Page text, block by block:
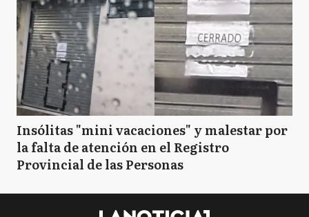
Insólitas "mini vacaciones" y malestar por
la falta de atención en el Registro
Provincial de las Personas